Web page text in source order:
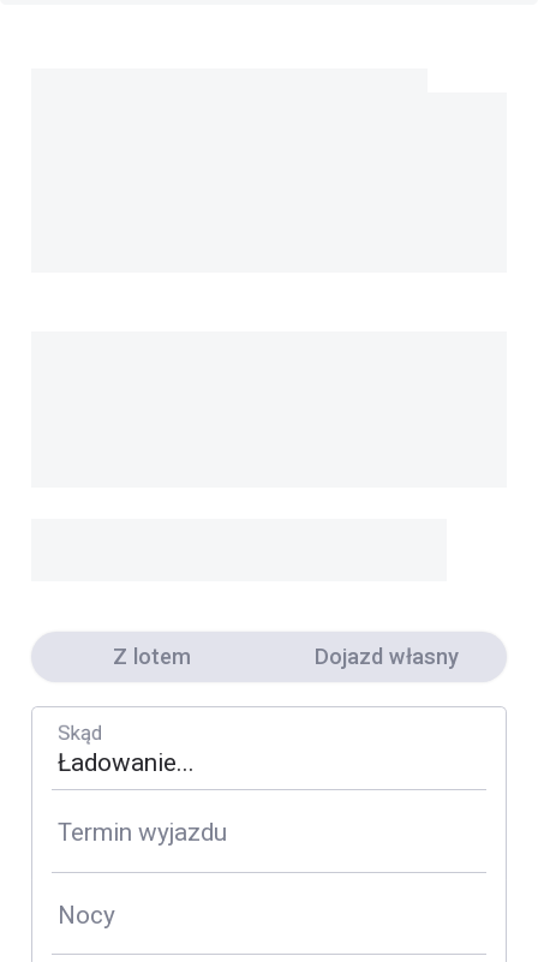
Z lotem Dojazd własny
Skąd
Termin wyjazdu
Nocy